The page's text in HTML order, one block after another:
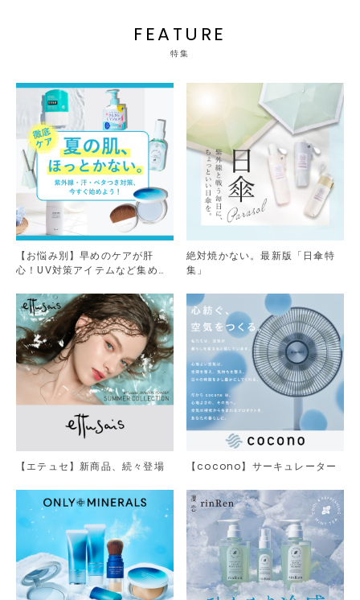
FEATURE
特集
【お悩み別】早めのケアが肝
心！UV対策アイテムなど集めま
絶対焼かない。最新版「日傘特
集」
【エテュセ】新商品、続々登場 【cocono】サーキュレーター